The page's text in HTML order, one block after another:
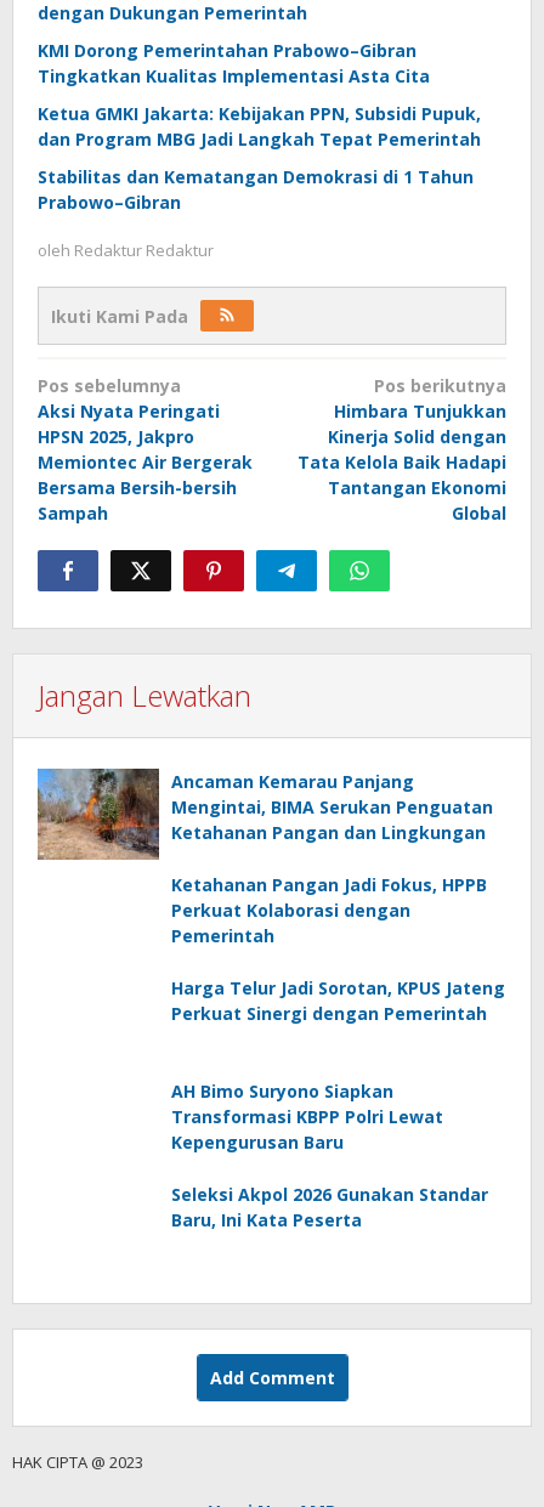
dengan Dukungan Pemerintah
KMI Dorong Pemerintahan Prabowo–Gibran
Tingkatkan Kualitas Implementasi Asta Cita
Ketua GMKI Jakarta: Kebijakan PPN, Subsidi Pupuk,
dan Program MBG Jadi Langkah Tepat Pemerintah
Stabilitas dan Kematangan Demokrasi di 1 Tahun
Prabowo–Gibran
oleh Redaktur Redaktur
Ikuti Kami Pada
Navigasi
pos
Pos sebelumnya
Aksi Nyata Peringati
HPSN 2025, Jakpro
Memiontec Air Bergerak
Bersama Bersih-bersih
Sampah
Pos berikutnya
Himbara Tunjukkan
Kinerja Solid dengan
Tata Kelola Baik Hadapi
Tantangan Ekonomi
Global
Jangan Lewatkan
Ancaman Kemarau Panjang
Mengintai, BIMA Serukan Penguatan
Ketahanan Pangan dan Lingkungan
Ketahanan Pangan Jadi Fokus, HPPB
Perkuat Kolaborasi dengan
Pemerintah
Harga Telur Jadi Sorotan, KPUS Jateng
Perkuat Sinergi dengan Pemerintah
AH Bimo Suryono Siapkan
Transformasi KBPP Polri Lewat
Kepengurusan Baru
Seleksi Akpol 2026 Gunakan Standar
Baru, Ini Kata Peserta
Add Comment
HAK CIPTA @ 2023